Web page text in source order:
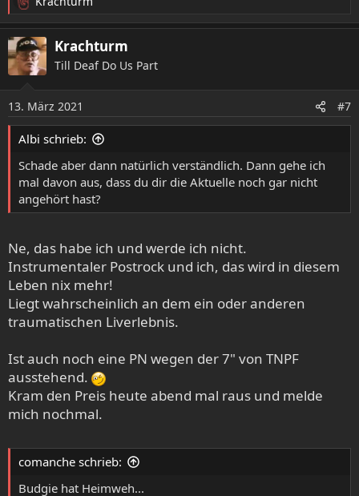
R
e
a
k
t
n
e
n
Krachturm
Till Deaf Do Us Part
13. März 2021 #7
Albi schrieb:
Schade aber dann natürlich verständlich. Dann gehe ich
mal davon aus, dass du dir die Aktuelle noch gar nicht
angehört hast?
Ne, das habe ich und werde ich nicht.
Instrumentaler Postrock und ich, das wird in diesem
Leben nix mehr!
Liegt wahrscheinlich an dem ein oder anderen
traumatischen Liverlebnis.
Ist auch noch eine PN wegen der 7" von TNPF
ausstehend.
Kram den Preis heute abend mal raus und melde
mich nochmal.
comanche schrieb:
Budgie hat Heimweh...